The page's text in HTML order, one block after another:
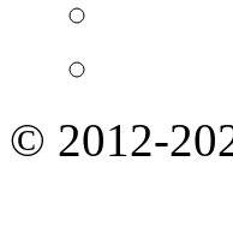
© 2012-